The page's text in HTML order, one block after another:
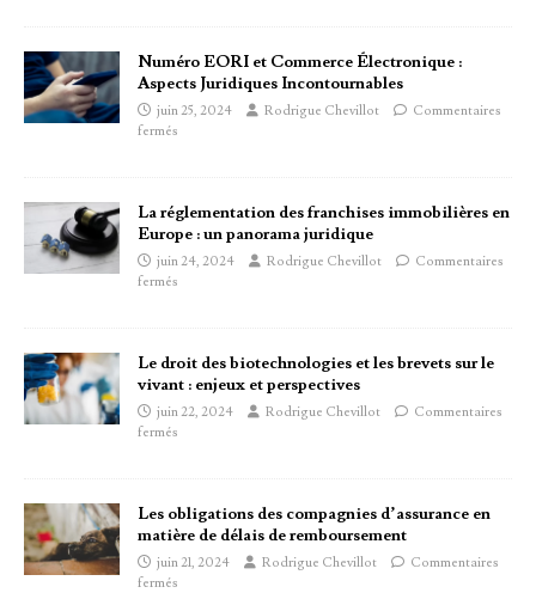
Numéro EORI et Commerce Électronique :
Aspects Juridiques Incontournables
juin 25, 2024 Rodrigue Chevillot
Commentaires
fermés
La réglementation des franchises immobilières en
Europe : un panorama juridique
juin 24, 2024 Rodrigue Chevillot
Commentaires
fermés
Le droit des biotechnologies et les brevets sur le
vivant : enjeux et perspectives
juin 22, 2024 Rodrigue Chevillot
Commentaires
fermés
Les obligations des compagnies d’assurance en
matière de délais de remboursement
juin 21, 2024 Rodrigue Chevillot
Commentaires
fermés